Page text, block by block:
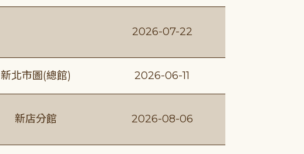
2026-07-22
新北市圖(總館) 2026-06-11
新店分館 2026-08-06